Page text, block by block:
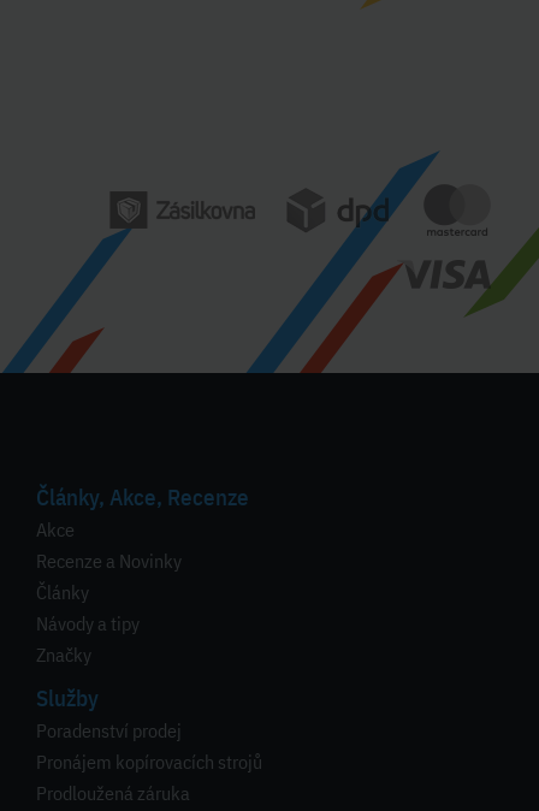
Články, Akce, Recenze
Akce
Recenze a Novinky
Články
Návody a tipy
Značky
Služby
Poradenství prodej
Pronájem kopírovacích strojů
Prodloužená záruka